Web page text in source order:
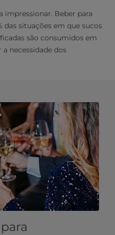
impressionar. Beber para
das situações em que sucos
são consumidos em
necessidade dos